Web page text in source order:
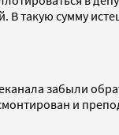
В такую сумму
забыли
и